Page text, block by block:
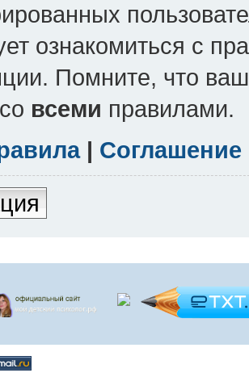
ознакомиться с
Помните, что
всеми правилами.
|